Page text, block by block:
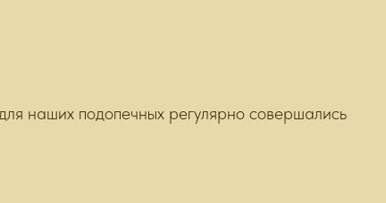
наших подопечных регулярно совершались